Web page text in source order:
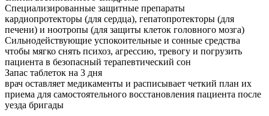
Специализированные защитные препараты
кардиопротекторы (для сердца), гепатопротекторы (для
печени) и ноотропы (для защиты клеток головного мозга)
Сильнодействующие успокоительные и сонные средства
чтобы мягко снять психоз, агрессию, тревогу и погрузить
пациента в безопасный терапевтический сон
Запас таблеток на 3 дня
врач оставляет медикаменты и расписывает четкий план их
приема для самостоятельного восстановления пациента после
уезда бригады